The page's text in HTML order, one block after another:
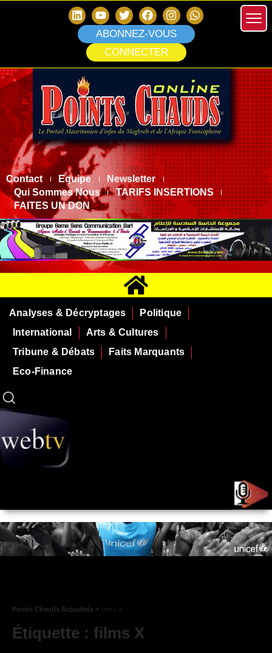
ABONNEZ-VOUS
CONNECTER
Contact Equipe
Newsletter
Qui Sommes Nous
TARIFS INSERTIONS
FAITES UN DON
Analyses & Décryptages
Politique
International
Arts & Cultures
Tribune & Débats
Faits Marquants
Eco-Finance
Points Chauds Actualités >
Étiquette : films X